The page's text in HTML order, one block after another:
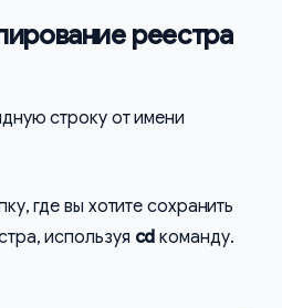
реестра
строку от имени
где вы хотите сохранить
используя cdкоманду.